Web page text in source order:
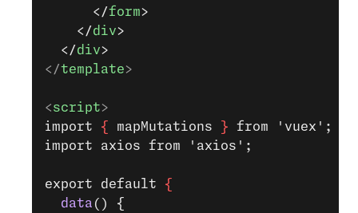
      </
form>
    </
div>
  </
div>
</template>
<script>
import { mapMutations } from 'vuex';
import axios from 'axios';
export default {
  data
() {